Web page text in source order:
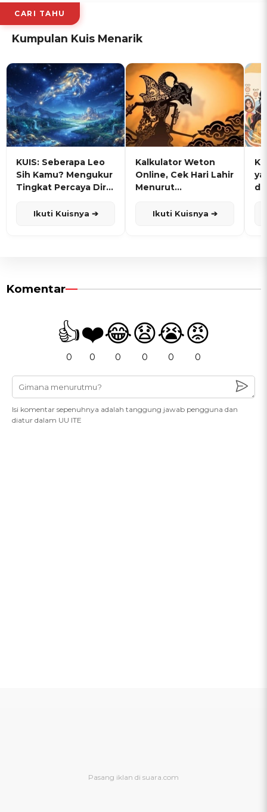
CARI TAHU
Kumpulan Kuis Menarik
KUIS: Seberapa Leo
Sih Kamu? Mengukur
Tingkat Percaya Diri
Ikuti Kuisnya ➔
Kalkulator Weton
Online, Cek Hari Lahir
Menurut
Ikuti Kuisnya ➔
Komentar
👍
0
❤️
0
😂
0
😧
0
😭
0
😡
0
Isi komentar sepenuhnya adalah tanggung jawab pengguna dan
diatur dalam UU ITE